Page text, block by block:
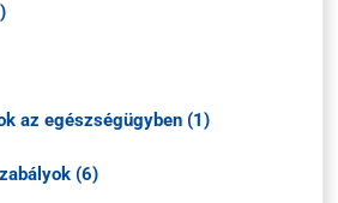
az egészségügyben (1)
(6)